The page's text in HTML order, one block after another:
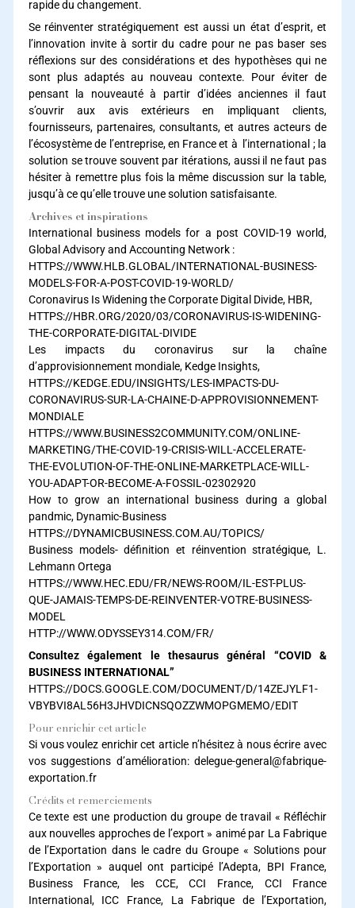
rapide du changement.
Se réinventer stratégiquement est aussi un état d’esprit, et
l’innovation invite à sortir du cadre pour ne pas baser ses
réflexions sur des considérations et des hypothèses qui ne
sont plus adaptés au nouveau contexte. Pour éviter de
pensant la nouveauté à partir d’idées anciennes il faut
s’ouvrir aux avis extérieurs en impliquant clients,
fournisseurs, partenaires, consultants, et autres acteurs de
l’écosystème de l’entreprise, en France et à l’international ; la
solution se trouve souvent par itérations, aussi il ne faut pas
hésiter à remettre plus fois la même discussion sur la table,
jusqu’à ce qu’elle trouve une solution satisfaisante.
Archives et inspirations
International business models for a post COVID-19 world,
Global Advisory and Accounting Network :
HTTPS://WWW.HLB.GLOBAL/INTERNATIONAL-BUSINESS-
MODELS-FOR-A-POST-COVID-19-WORLD/
Coronavirus Is Widening the Corporate Digital Divide, HBR,
HTTPS://HBR.ORG/2020/03/CORONAVIRUS-IS-WIDENING-
THE-CORPORATE-DIGITAL-DIVIDE
Les impacts du coronavirus sur la chaîne
d’approvisionnement mondiale, Kedge Insights,
HTTPS://KEDGE.EDU/INSIGHTS/LES-IMPACTS-DU-
CORONAVIRUS-SUR-LA-CHAINE-D-APPROVISIONNEMENT-
MONDIALE
HTTPS://WWW.BUSINESS2COMMUNITY.COM/ONLINE-
MARKETING/THE-COVID-19-CRISIS-WILL-ACCELERATE-
THE-EVOLUTION-OF-THE-ONLINE-MARKETPLACE-WILL-
YOU-ADAPT-OR-BECOME-A-FOSSIL-02302920
How to grow an international business during a global
pandmic, Dynamic-Business
HTTPS://DYNAMICBUSINESS.COM.AU/TOPICS/
Business models- définition et réinvention stratégique, L.
Lehmann Ortega
HTTPS://WWW.HEC.EDU/FR/NEWS-ROOM/IL-EST-PLUS-
QUE-JAMAIS-TEMPS-DE-REINVENTER-VOTRE-BUSINESS-
MODEL
HTTP://WWW.ODYSSEY314.COM/FR/
Consultez également le thesaurus général “COVID &
BUSINESS INTERNATIONAL”
HTTPS://DOCS.GOOGLE.COM/DOCUMENT/D/14ZEJYLF1-
VBYBVI8AL56H3JHVDICNSQOZZWMOPGMEMO/EDIT
Pour enrichir cet article
Si vous voulez enrichir cet article n’hésitez à nous écrire avec
vos suggestions d’amélioration: delegue-general@fabrique-
exportation.fr
Crédits et remerciements
Ce texte est une production du groupe de travail « Réfléchir
aux nouvelles approches de l’export » animé par La Fabrique
de l’Exportation dans le cadre du Groupe « Solutions pour
l’Exportation » auquel ont participé l’Adepta, BPI France,
Business France, les CCE, CCI France, CCI France
International, ICC France, La Fabrique de l’Exportation,